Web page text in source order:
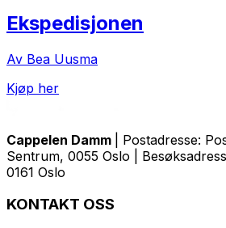
Ekspedisjonen
Av Bea Uusma
Kjøp her
Cappelen Damm
| Postadresse:
Sentrum, 0055 Oslo |
0161 Oslo
KONTAKT OSS